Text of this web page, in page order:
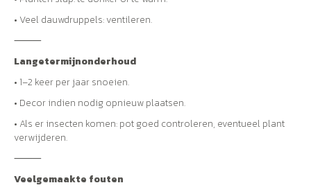
• Veel dauwdruppels: ventileren.
⸻
Langetermijnonderhoud
• 1–2 keer per jaar snoeien.
• Decor indien nodig opnieuw plaatsen.
• Als er insecten komen: pot goed controleren, eventueel plant
verwijderen.
⸻
Veelgemaakte fouten